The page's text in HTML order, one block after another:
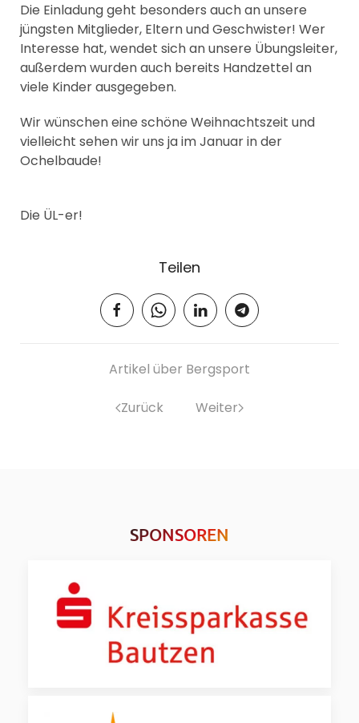
Die Einladung geht besonders auch an unsere
jüngsten Mitglieder, Eltern und Geschwister! Wer
Interesse hat, wendet sich an unsere Übungsleiter,
außerdem wurden auch bereits Handzettel an
viele Kinder ausgegeben.
Wir wünschen eine schöne Weihnachtszeit und
vielleicht sehen wir uns ja im Januar in der
Ochelbaude!
Die ÜL-er!
Teilen
Artikel über Bergsport
Zurück Weiter
SPONSOREN